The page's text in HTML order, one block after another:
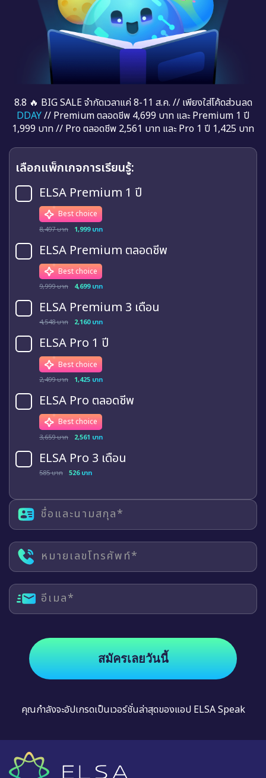
8.8 🔥 BIG SALE จำกัดเวลาแค่ 8-11 ส.ค. // เพียงใส่โค้ดส่วนลด
DDAY// Premium ตลอดชีพ 4,699 บาท และ Premium 1 ปี
1,999 บาท // Pro ตลอดชีพ 2,561 บาท และ Pro 1 ปี 1,425 บาท
เลือกแพ็กเกจการเรียนรู้:
ELSA Premium 1 ปี
Best choice
8,497 บาท 1,999 บาท
ELSA Premium ตลอดชีพ
Best choice
9,999 บาท 4,699 บาท
ELSA Premium 3 เดือน
4,548 บาท 2,160 บาท
ELSA Pro 1 ปี
Best choice
2,499 บาท 1,425 บาท
ELSA Pro ตลอดชีพ
Best choice
3,659 บาท 2,561 บาท
ELSA Pro 3 เดือน
585 บาท 526 บาท
ชื่อและนามสกุล*
หมายเลขโทรศัพท์*
อีเมล*
สมัครเลยวันนี้
คุณกำลังจะอัปเกรดเป็นเวอร์ชั่นล่าสุดของแอป ELSA Speak